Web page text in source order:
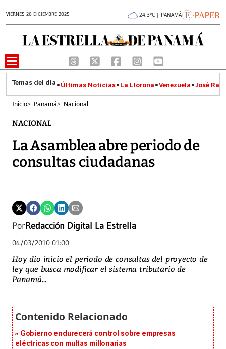
VIERNES 26 DICIEMBRE 2025 24.3°C | PANAMÁ
Últimas Noticias La Llorona Venezuela José
Inicio> Panamá> Nacional
NACIONAL
La Asamblea abre periodo de
consultas ciudadanas
PorRedacción Digital La Estrella
04/03/2010 01:00
Hoy dio inicio el periodo de consultas del proyecto de
ley que busca modificar el sistema tributario de
Panamá...
Gobierno endurecerá control sobre empresas
eléctricas con multas millonarias